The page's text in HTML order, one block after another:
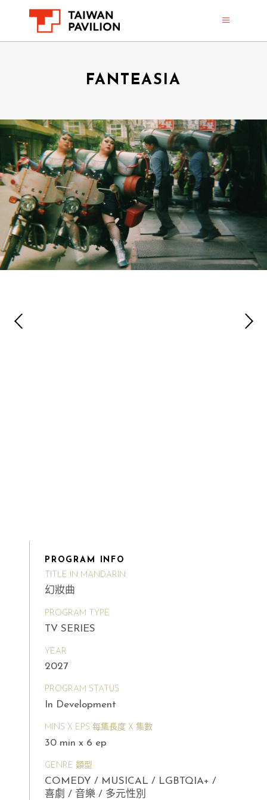
FANTEASIA
PROGRAM INFO
TITLE IN MANDARIN
幻妝曲
PROGRAM TYPE
TV SERIES
YEAR
2027
PROGRAM STATUS
In Development
MINS X EPS 每集長度 X 集數
30 min x 6 ep
GENRE 類型
COMEDY / MUSICAL / LGBTQIA+ /
喜劇 / 音樂 / 多元性別